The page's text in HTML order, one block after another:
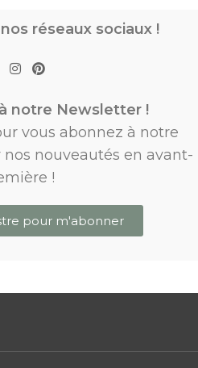
réseaux sociaux !
notre Newsletter !
vous abonnez à notre
nouveautés en avant-
!
pour m'abonner